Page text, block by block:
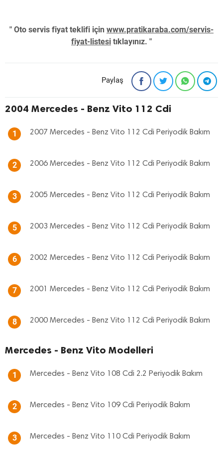
" Oto servis fiyat teklifi için www.pratikaraba.com/servis-
fiyat-listesi tıklayınız. "
Paylaş
2004 Mercedes - Benz Vito 112 Cdi
1 2007 Mercedes - Benz Vito 112 Cdi Periyodik Bakım
2 2006 Mercedes - Benz Vito 112 Cdi Periyodik Bakım
3 2005 Mercedes - Benz Vito 112 Cdi Periyodik Bakım
5 2003 Mercedes - Benz Vito 112 Cdi Periyodik Bakım
6 2002 Mercedes - Benz Vito 112 Cdi Periyodik Bakım
7 2001 Mercedes - Benz Vito 112 Cdi Periyodik Bakım
8 2000 Mercedes - Benz Vito 112 Cdi Periyodik Bakım
Mercedes - Benz Vito Modelleri
1 Mercedes - Benz Vito 108 Cdi 2.2 Periyodik Bakım
2 Mercedes - Benz Vito 109 Cdi Periyodik Bakım
3 Mercedes - Benz Vito 110 Cdi Periyodik Bakım